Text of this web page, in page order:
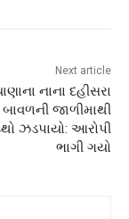
Next article
નાના દહીસરા
જાળીમાથી
ઝડપાયો: આરોપી
ભાગી ગયો